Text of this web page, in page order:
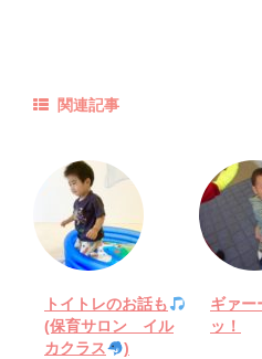
関連記事
トイトレのお話も
(保育サロン イル
カクラス
)
ギァー
ッ！